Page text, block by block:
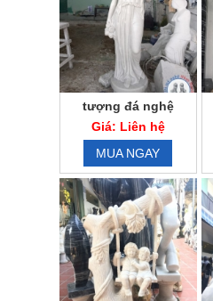
tượng đá nghệ
thuật non nước
Giá: Liên hệ
MUA NGAY